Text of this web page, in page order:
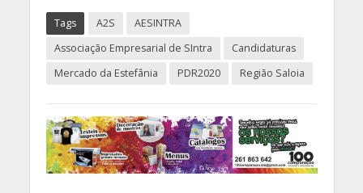
Tags A2S
AESINTRA
Associação Empresarial de SIntra
Candidaturas
Mercado da Estefânia
PDR2020 Região Saloia